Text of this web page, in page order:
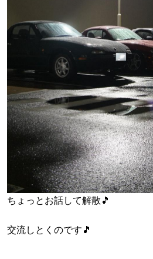
ちょっとお話して解散🎵
交流しとくのです🎵